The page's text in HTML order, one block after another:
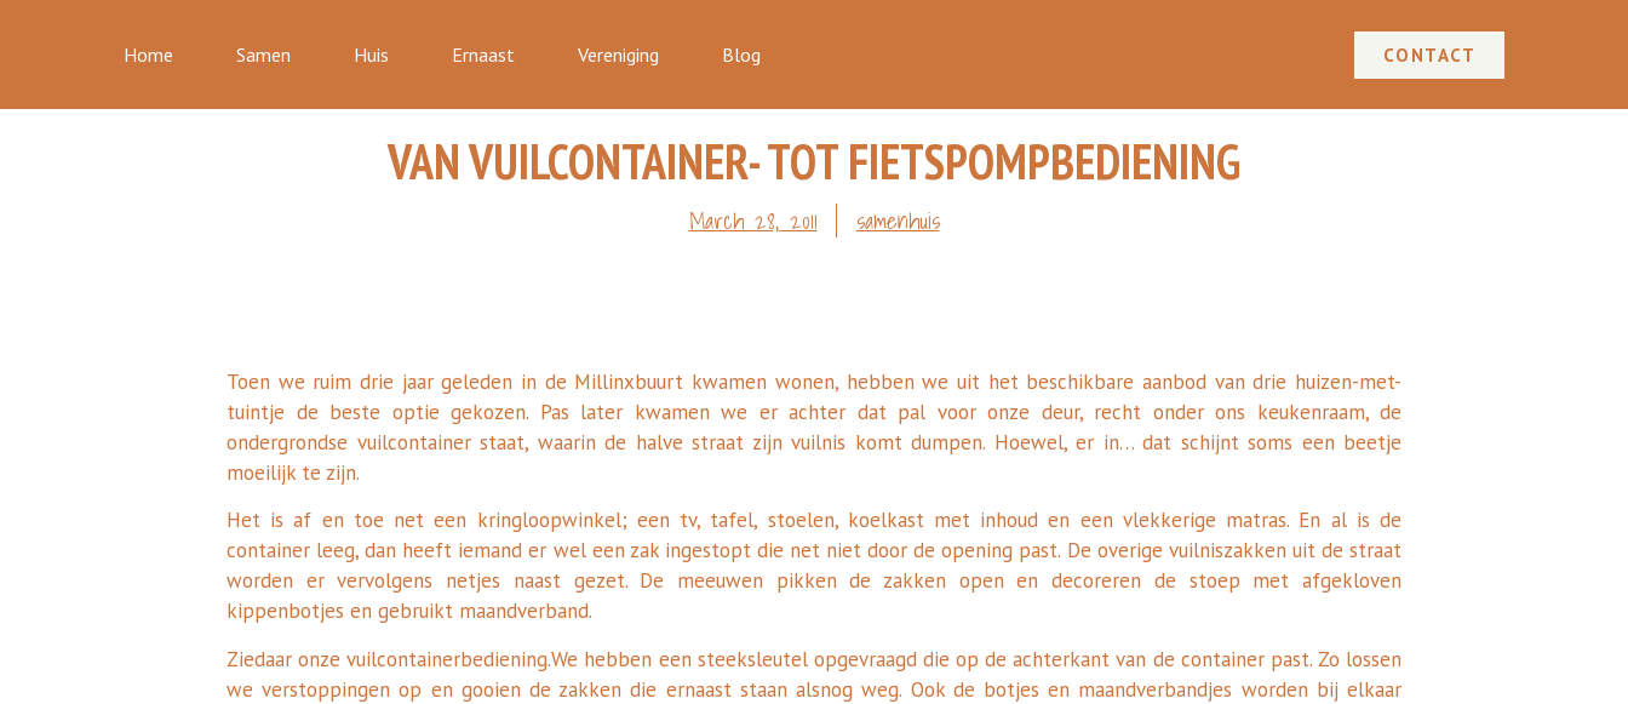
Home Samen Huis Ernaast Vereniging Blog CONTACT
VAN VUILCONTAINER- TOT FIETSPOMPBEDIENING
March 28, 2011 samenhuis
Toen we ruim drie jaar geleden in de Millinxbuurt kwamen wonen, hebben we uit het beschikbare aanbod van drie huizen-met-
tuintje de beste optie gekozen. Pas later kwamen we er achter dat pal voor onze deur, recht onder ons keukenraam, de
ondergrondse vuilcontainer staat, waarin de halve straat zijn vuilnis komt dumpen. Hoewel, er in… dat schijnt soms een beetje
moeilijk te zijn.
Het is af en toe net een kringloopwinkel; een tv, tafel, stoelen, koelkast met inhoud en een vlekkerige matras. En al is de
container leeg, dan heeft iemand er wel een zak ingestopt die net niet door de opening past. De overige vuilniszakken uit de straat
worden er vervolgens netjes naast gezet. De meeuwen pikken de zakken open en decoreren de stoep met afgekloven
kippenbotjes en gebruikt maandverband.
Ziedaar onze vuilcontainerbediening.We hebben een steeksleutel opgevraagd die op de achterkant van de container past. Zo lossen
we verstoppingen op en gooien de zakken die ernaast staan alsnog weg. Ook de botjes en maandverbandjes worden bij elkaar